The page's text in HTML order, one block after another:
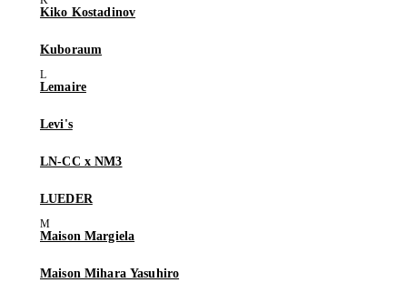
Kiko Kostadinov
Kuboraum
Lemaire
Levi's
LN-CC x NM3
LUEDER
Maison Margiela
Maison Mihara Yasuhiro